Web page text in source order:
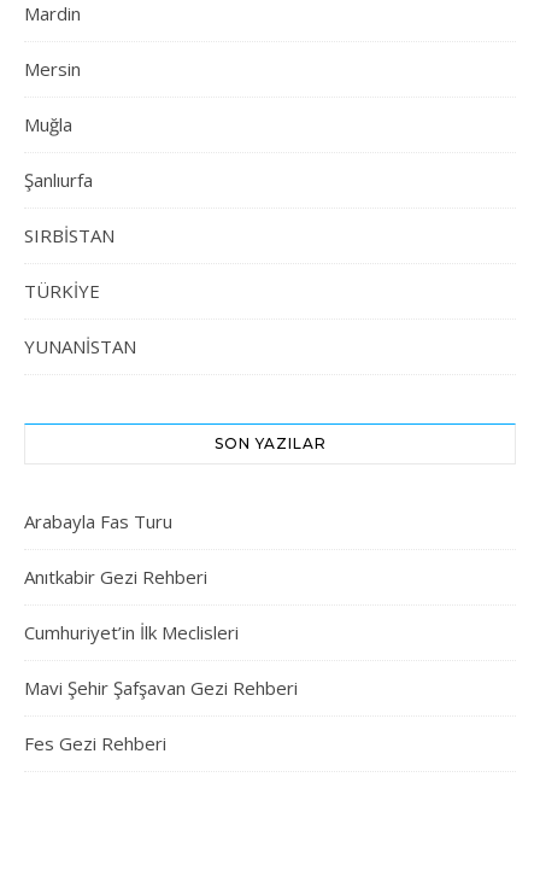
Mardin
Mersin
Muğla
Şanlıurfa
SIRBİSTAN
TÜRKİYE
YUNANİSTAN
SON YAZILAR
Arabayla Fas Turu
Anıtkabir Gezi Rehberi
Cumhuriyet’in İlk Meclisleri
Mavi Şehir Şafşavan Gezi Rehberi
Fes Gezi Rehberi